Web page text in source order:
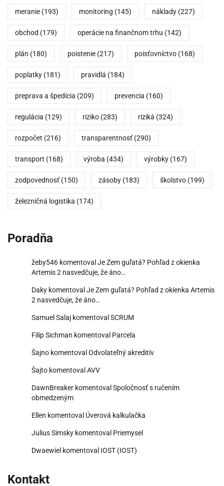
meranie (193) monitoring (145) náklady (227)
obchod (179) operácie na finančnom trhu (142)
plán (180) poistenie (217) poisťovníctvo (168)
poplatky (181) pravidlá (184)
preprava a špedícia (209) prevencia (160)
regulácia (129) riziko (283) riziká (324)
rozpočet (216) transparentnosť (290)
transport (168) výroba (434) výrobky (167)
zodpovednosť (150) zásoby (183) školstvo (199)
železničná logistika (174)
Poradňa
žeby546 komentoval Je Zem guľatá? Pohľad z okienka
Artemis 2 nasvedčuje, že áno…
Daky komentoval Je Zem guľatá? Pohľad z okienka Artemis
2 nasvedčuje, že áno…
Samuel Salaj komentoval SCRUM
Filip Sichman komentoval Parcela
Šajno komentoval Odvolateľný akreditív
Šajto komentoval AVV
DawnBreaker komentoval Spoločnosť s ručením
obmedzeným
Ellen komentoval Úverová kalkulačka
Julius Simsky komentoval Priemysel
Dwaewiel komentoval IOST (IOST)
Kontakt